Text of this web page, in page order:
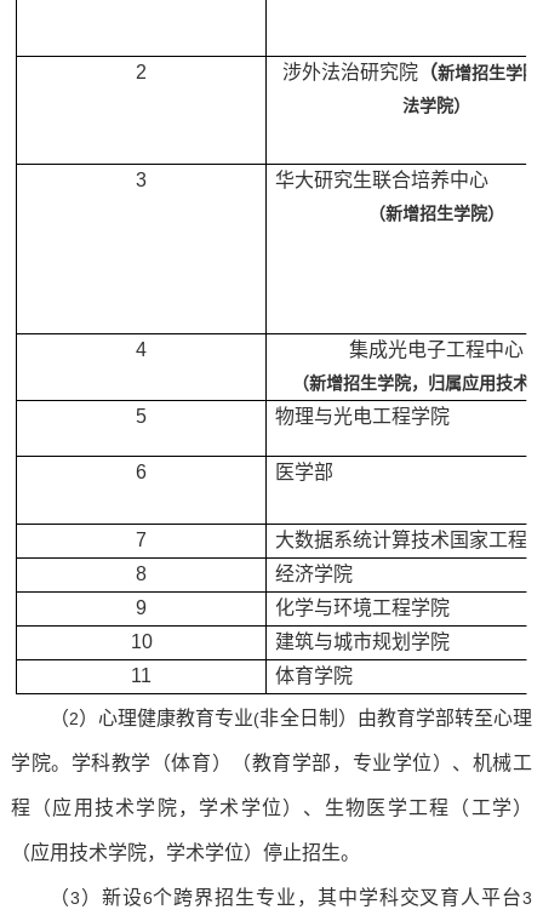
2 涉外法治研究院 （新增招生学
法学院）
3 华大研究生联合培养中心
（新增招生学院）
4 集成光电子工程中心
（新增招生学院，归属应用技术
5 物理与光电工程学院
6 医学部
7
大数据系统计算技术国家工程
8
经济学院
9
化学与环境工程学院
10
建筑与城市规划学院
11
体育学院
（2）心理健康教育专业(非全日制）由教育学部转至心理
学院。学科教学（体育）（教育学部，专业学位）、机械工
程（应用技术学院，学术学位）、生物医学工程（工学）
（应用技术学院，学术学位）停止招生。
（3）新设6个跨界招生专业，其中学科交叉育人平台3